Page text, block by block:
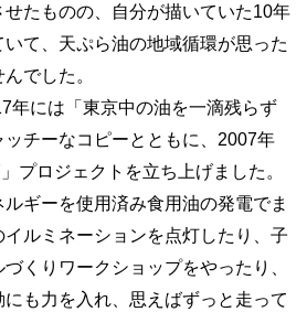
たものの、自分が描いていた10年
て、天ぷら油の地域循環が思った
でした。
年には「東京中の油を一滴残らず
チーなコピーとともに、2007年
プロジェクトを立ち上げました。
ギーを使用済み食用油の発電でま
ルミネーションを点灯したり、子
くりワークショップをやったり、
にも力を入れ、思えばずっと走って